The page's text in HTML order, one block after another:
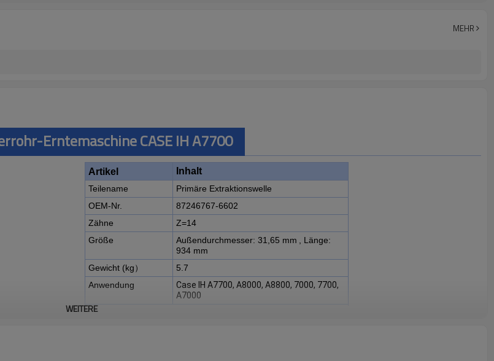
Kugelstrahlen
MEHR
Erntemaschine CASE IH A7700
Artikel Inhalt
Teilename
Primäre Extraktionswelle
OEM-Nr.
87246767-6602
Zähne
Z=14
Größe
Außendurchmesser: 31,65 mm
, Länge:
934 mm
Gewicht (kg）
5.7
Anwendung
Case IH A7700, A8000, A8800, 7000, 7700,
A7000
Beschreibung:
WEITERE